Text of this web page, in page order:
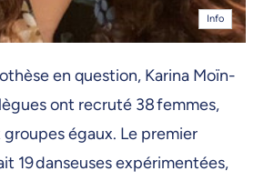
Info
en question, Karina Moïn-
ont recruté 38 femmes,
égaux. Le premier
19 danseuses expérimentées,